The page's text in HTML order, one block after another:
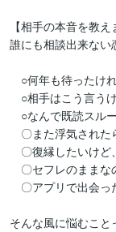
【相手の本音を教え
誰にも相談出来ない
○何年も待ったけ
○相手はこう言う
○なんで既読スル
〇また浮気された
〇復縁したいけど
〇セフレのままな
〇アプリで出会っ
そんな風に悩むこと